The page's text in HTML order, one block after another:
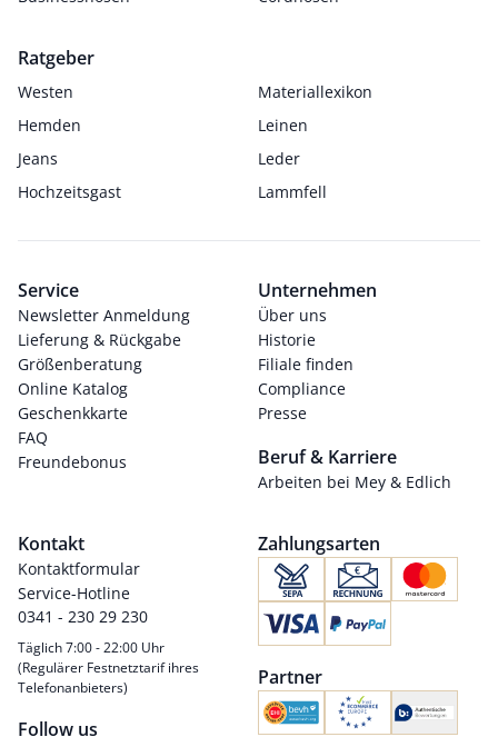
Ratgeber
Westen
Materiallexikon
Hemden
Leinen
Jeans
Leder
Hochzeitsgast
Lammfell
Service
Newsletter Anmeldung
Lieferung & Rückgabe
Größenberatung
Online Katalog
Geschenkkarte
FAQ
Freundebonus
Unternehmen
Über uns
Historie
Filiale finden
Compliance
Presse
Beruf & Karriere
Arbeiten bei Mey & Edlich
Kontakt
Kontaktformular
Service-Hotline
0341 - 230 29 230
Täglich 7:00 - 22:00 Uhr
(Regulärer Festnetztarif ihres
Telefonanbieters)
Follow us
Zahlungsarten
Partner